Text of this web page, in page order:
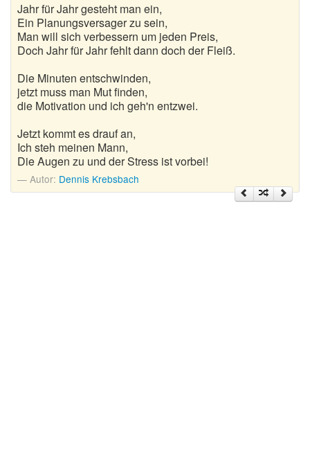
Lustige Gedichte
Muttertagsgedichte
Neujahrsgedichte
Nikolausgedichte
Ostergedichte
Romantische Gedichte
Jahr für Jahr gesteht man ein,
Ein Planungsversager zu sein,
Man will sich verbessern um jeden Preis,
Doch Jahr für Jahr fehlt dann doch der Fleiß.
Die Minuten entschwinden,
jetzt muss man Mut finden,
die Motivation und ich geh'n entzwei.
Jetzt kommt es drauf an,
Ich steh meinen Mann,
Die Augen zu und der Stress ist vorbei!
Autor: Dennis Krebsbach